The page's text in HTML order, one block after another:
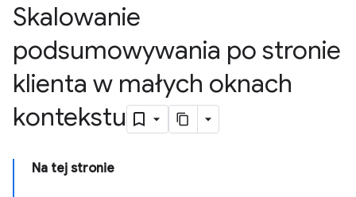
Skalowanie
podsumowywania po stronie
klienta w małych oknach
kontekstu
Na tej stronie